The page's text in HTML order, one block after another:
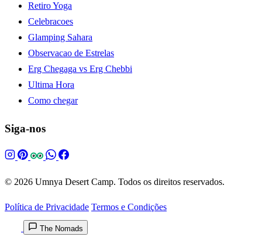
Retiro Yoga
Celebracoes
Glamping Sahara
Observacao de Estrelas
Erg Chegaga vs Erg Chebbi
Ultima Hora
Como chegar
Siga-nos
© 2026 Umnya Desert Camp. Todos os direitos reservados.
Política de Privacidade Termos e Condições
The Nomads